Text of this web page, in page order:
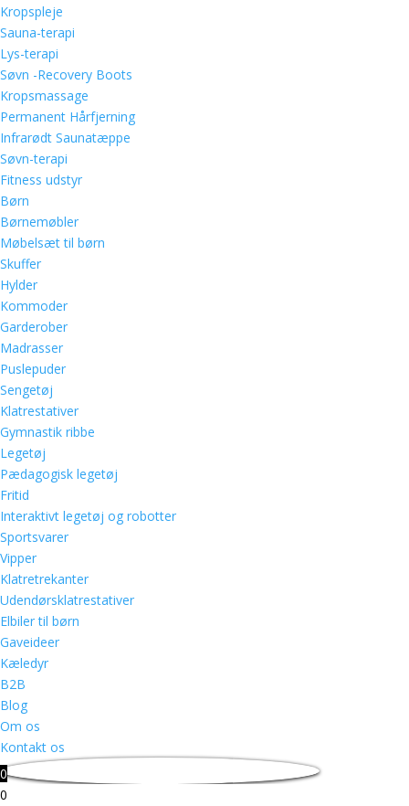
Kropspleje
Sauna-terapi
Lys-terapi
Søvn -Recovery Boots
Kropsmassage
Permanent Hårfjerning
Infrarødt Saunatæppe
Søvn-terapi
Fitness udstyr
Børn
Børnemøbler
Møbelsæt til børn
Skuffer
Hylder
Kommoder
Garderober
Madrasser
Puslepuder
Sengetøj
Klatrestativer
Gymnastik ribbe
Legetøj
Pædagogisk legetøj
Fritid
Interaktivt legetøj og robotter
Sportsvarer
Vipper
Klatretrekanter
Udendørsklatrestativer
Elbiler til børn
Gaveideer
Kæledyr
B2B
Blog
Om os
Kontakt os
0
0